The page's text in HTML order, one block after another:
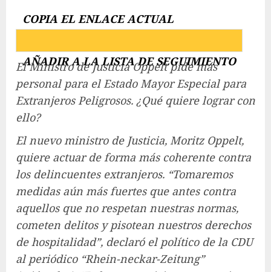
COPIA EL ENLACE ACTUAL
AÑADIR A LA LISTA DE SEGUIMIENTO
El Ministro de Justicia Oppelt pide más
personal para el Estado Mayor Especial para
Extranjeros Peligrosos. ¿Qué quiere lograr con
ello?
El nuevo ministro de Justicia, Moritz Oppelt,
quiere actuar de forma más coherente contra
los delincuentes extranjeros. “Tomaremos
medidas aún más fuertes que antes contra
aquellos que no respetan nuestras normas,
cometen delitos y pisotean nuestros derechos
de hospitalidad”, declaró el político de la CDU
al periódico “Rhein-neckar-Zeitung”